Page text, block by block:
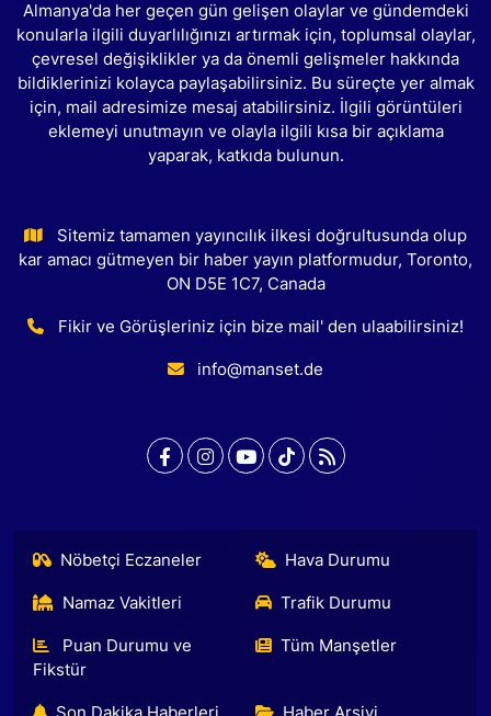
Almanya'da her geçen gün gelişen olaylar ve gündemdeki
konularla ilgili duyarlılığınızı artırmak için, toplumsal olaylar,
çevresel değişiklikler ya da önemli gelişmeler hakkında
bildiklerinizi kolayca paylaşabilirsiniz. Bu süreçte yer almak
için, mail adresimize mesaj atabilirsiniz. İlgili görüntüleri
eklemeyi unutmayın ve olayla ilgili kısa bir açıklama
yaparak, katkıda bulunun.
Sitemiz tamamen yayıncılık ilkesi doğrultusunda olup
kar amacı gütmeyen bir haber yayın platformudur, Toronto,
ON D5E 1C7, Canada
Fikir ve Görüşleriniz için bize mail' den ulaabilirsiniz!
info@manset.de
Nöbetçi Eczaneler Hava Durumu
Namaz Vakitleri Trafik Durumu
Puan Durumu ve
Fikstür
Tüm Manşetler